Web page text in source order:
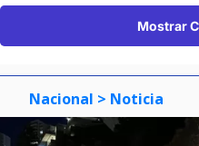
Mostrar
Nacional > Noticia